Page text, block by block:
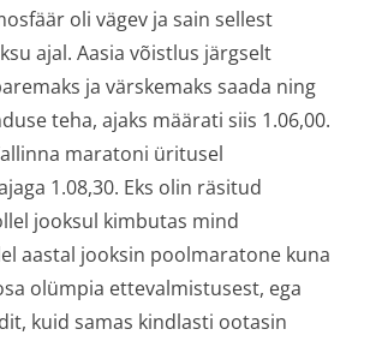
oli vägev ja sain sellest
ajal. Aasia võistlus järgselt
ja värskemaks saada ning
teha, ajaks määrati siis 1.06,00.
maratoni üritusel
1.08,30. Eks olin räsitud
jooksul kimbutas mind
aastal jooksin poolmaratone kuna
olümpia ettevalmistusest, ega
kuid samas kindlasti ootasin